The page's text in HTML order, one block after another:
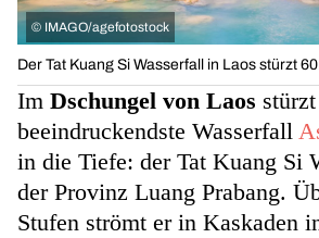
© IMAGO/agefotostock
Der Tat Kuang Si Wasserfall in Laos stürzt
Im Dschungel von Laos
beeindruckendste Wasserfall
in die Tiefe: der Tat Kuang Si
der Provinz Luang Prabang.
Stufen strömt er in Kaskaden